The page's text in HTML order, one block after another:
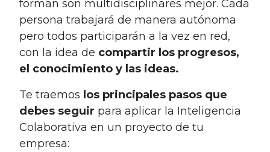
forman son multidisciplinares mejor. Cada
persona trabajará de manera autónoma
pero todos participarán a la vez en red,
con la idea de compartir los progresos,
el conocimiento y las ideas.
Te traemos los principales pasos que
debes seguir para aplicar la Inteligencia
Colaborativa en un proyecto de tu
empresa: